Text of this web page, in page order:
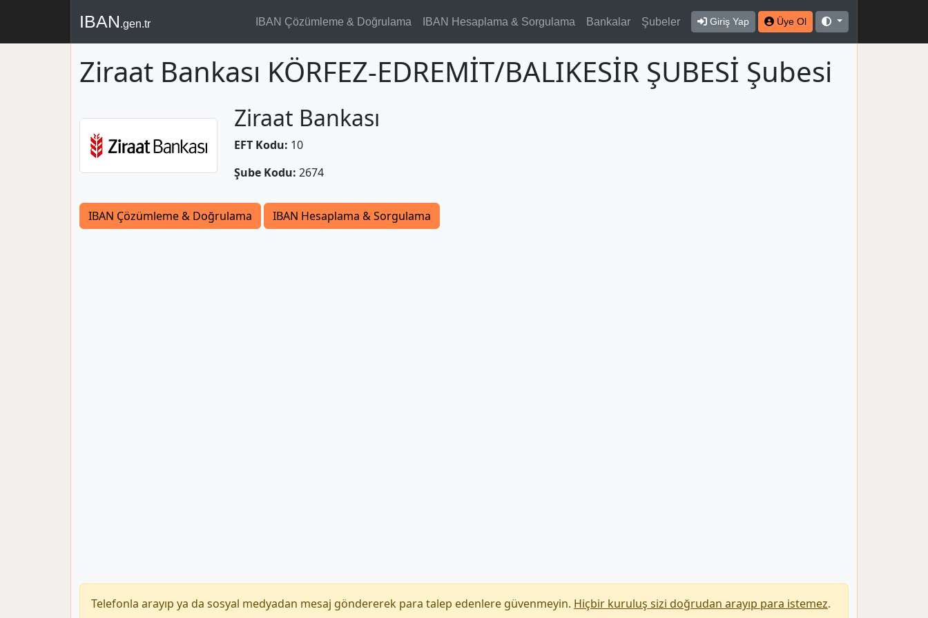
IBAN.gen.tr IBAN Çözümleme & Doğrulama IBAN Hesaplama & Sorgulama Bankalar Şubeler Giriş Yap Üye Ol
Ziraat Bankası KÖRFEZ-EDREMİT/BALIKESİR ŞUBESİ Şubesi
Ziraat Bankası
EFT Kodu: 10
Şube Kodu: 2674
IBAN Çözümleme & Doğrulama IBAN Hesaplama & Sorgulama
Telefonla arayıp ya da sosyal medyadan mesaj göndererek para talep edenlere güvenmeyin. Hiçbir kuruluş sizi doğrudan arayıp para istemez.